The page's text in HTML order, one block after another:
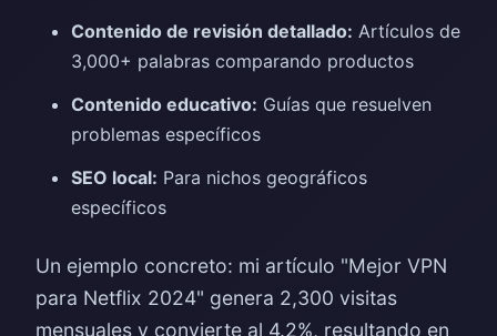
Contenido de revisión detallado: Artículos de
3,000+ palabras comparando productos
Contenido educativo: Guías que resuelven
problemas específicos
SEO local: Para nichos geográficos
específicos
Un ejemplo concreto: mi artículo "Mejor VPN
para Netflix 2024" genera 2,300 visitas
mensuales y convierte al 4.2%, resultando en